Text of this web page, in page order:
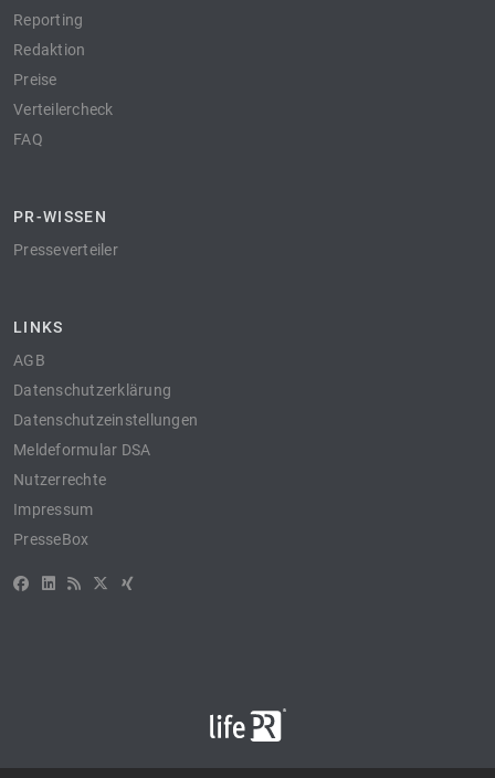
Reporting
Redaktion
Preise
Verteilercheck
FAQ
PR-WISSEN
Presseverteiler
LINKS
AGB
Datenschutzerklärung
Datenschutzeinstellungen
Meldeformular DSA
Nutzerrechte
Impressum
PresseBox